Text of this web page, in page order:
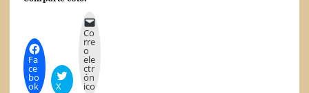
Fa
ce
bo
ok X
Co
rre
o
ele
ctr
ón
ico